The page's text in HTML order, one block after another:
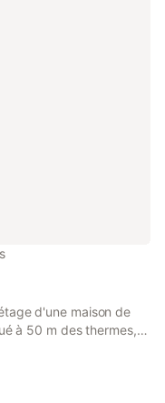
d'une maison de
à 50 m des thermes, à
du spa thermal
Il comprend un séjour-
une autre